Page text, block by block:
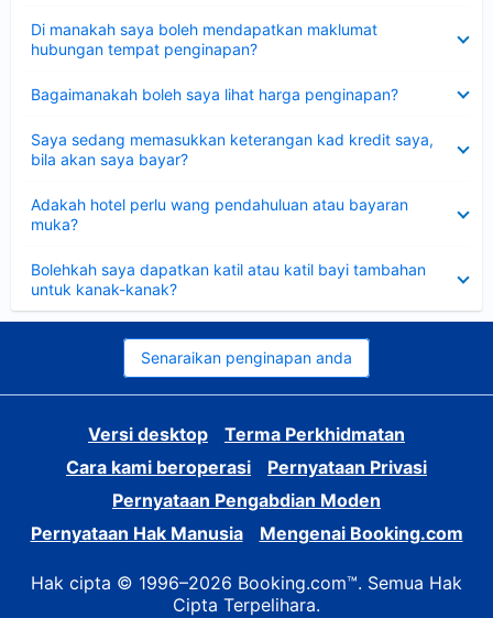
Di manakah saya boleh mendapatkan maklumat
hubungan tempat penginapan?
Bagaimanakah boleh saya lihat harga penginapan?
Saya sedang memasukkan keterangan kad kredit saya,
bila akan saya bayar?
Adakah hotel perlu wang pendahuluan atau bayaran
muka?
Bolehkah saya dapatkan katil atau katil bayi tambahan
untuk kanak-kanak?
Senaraikan penginapan anda
Versi desktop
Terma Perkhidmatan
Cara kami beroperasi
Pernyataan Privasi
Pernyataan Pengabdian Moden
Pernyataan Hak Manusia
Mengenai Booking.com
Hak cipta © 1996–2026 Booking.com™. Semua Hak
Cipta Terpelihara.